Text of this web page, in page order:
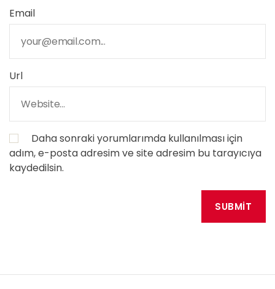
Email
Url
Daha sonraki yorumlarımda kullanılması için
adım, e-posta adresim ve site adresim bu tarayıcıya
kaydedilsin.